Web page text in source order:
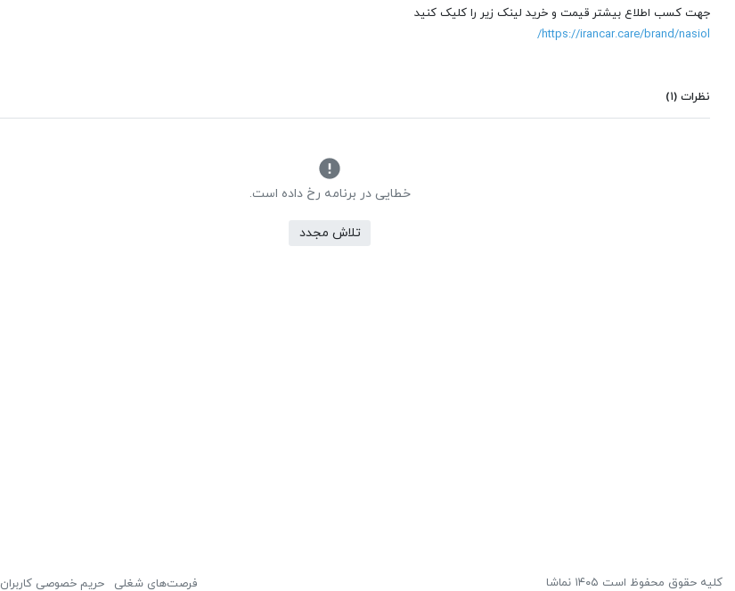
جهت کسب اطلاع بیشتر قیمت و خرید لینک زیر را کلیک کنید
https://irancar.care/brand/nasiol/
نظرات (۱)
خطایی در برنامه رخ داده است.
تلاش مجدد
کلیه حقوق محفوظ است ۱۴۰۵ نماشا فرصت‌های شغلی حریم خصوصی کاربران